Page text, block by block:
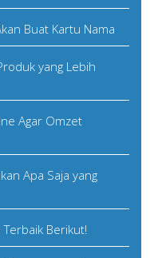
Buat Kartu Nama
yang Lebih
Agar Omzet
Apa Saja yang
Berikut!